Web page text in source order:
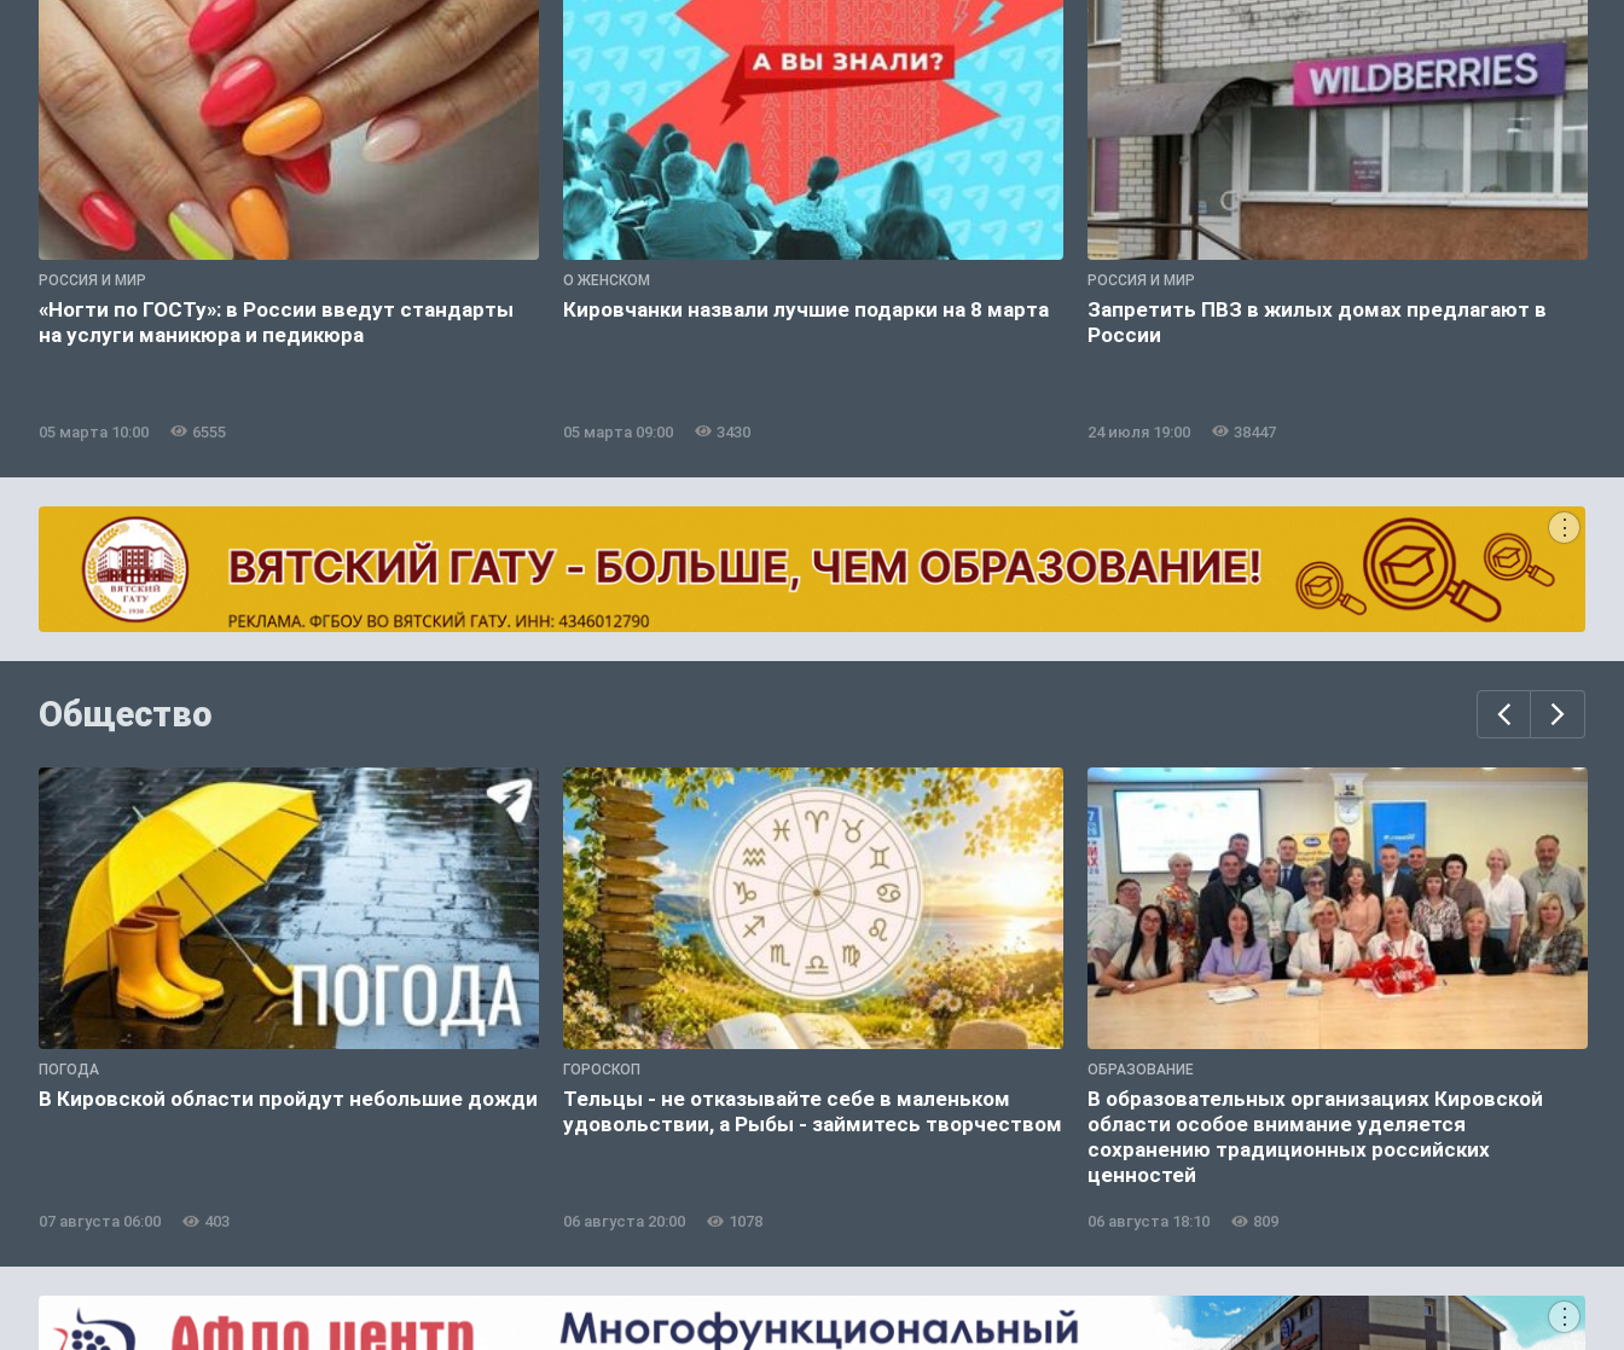
РОССИЯ И МИР
«Ногти по ГОСТу»: в России введут стандарты
на услуги маникюра и педикюра
05 марта 10:00 6555
О ЖЕНСКОМ
Кировчанки назвали лучшие подарки на 8 марта
05 марта 09:00 3430
РОССИЯ И МИР
Запретить ПВЗ в жилых домах предлагают в
России
24 июля 19:00 38447
Общество
ПОГОДА
В Кировской области пройдут небольшие дожди
07 августа 06:00 403
ГОРОСКОП
Тельцы - не отказывайте себе в маленьком
удовольствии, а Рыбы - займитесь творчеством
06 августа 20:00 1078
ОБРАЗОВАНИЕ
В образовательных организациях Кировской
области особое внимание уделяется
сохранению традиционных российских
ценностей
06 августа 18:10 809